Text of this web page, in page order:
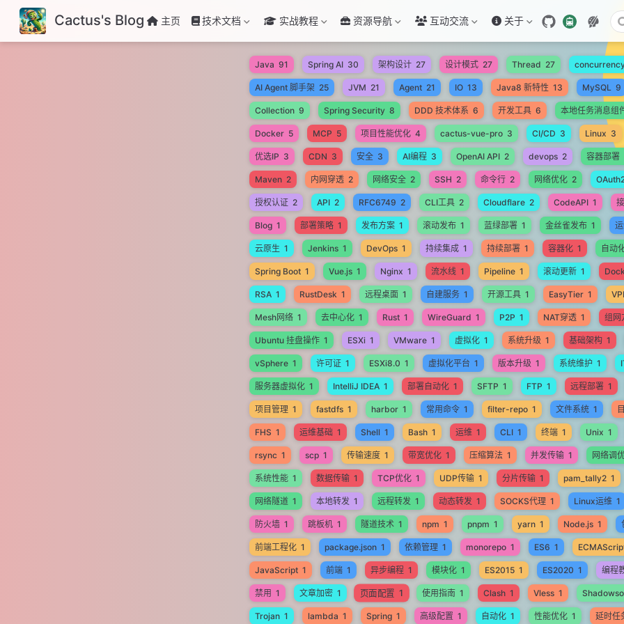
Cactus's Blog 主页 技术文档 实战教程 资源导航 互动交流 关于
Java 91 Spring AI 30 架构设计 27 设计模式 27 Thread 27
AI Agent 脚手架 25 JVM 21 Agent 21 IO 13 Java8 新特性 13 MySQL 9
Collection 9 Spring Security 8 DDD 技术体系 6 开发工具 6 本地任务消息组
Docker 5 MCP 5 项目性能优化 4 cactus-vue-pro 3 CI/CD 3 Linux 3
优选IP 3 CDN 3 安全 3 AI编程 3 OpenAI API 2 devops 2 容器部署
Maven 2 内网穿透 2 网络安全 2 SSH 2 命令行 2 网络优化 2
授权认证 2 API 2 RFC6749 2 CLI工具 2 Cloudflare 2 CodeAPI 1
Blog 1 部署策略 1 发布方案 1 滚动发布 1 蓝绿部署 1 金丝雀发布 1
云原生 1 Jenkins 1 DevOps 1 持续集成 1 持续部署 1 容器化 1 自动
Spring Boot 1 Vue.js 1 Nginx 1 流水线 1 Pipeline 1 滚动更新 1
RSA 1 RustDesk 1 远程桌面 1 自建服务 1 开源工具 1 EasyTier 1
Mesh网络 1 去中心化 1 Rust 1 WireGuard 1 P2P 1 NAT穿透 1 组网
Ubuntu 挂盘操作 1 ESXi 1 VMware 1 虚拟化 1 系统升级 1 基础架构 1
vSphere 1 许可证 1 ESXi8.0 1 虚拟化平台 1 版本升级 1 系统维护 1
服务器虚拟化 1 IntelliJ IDEA 1 部署自动化 1 SFTP 1 FTP 1 远程部署 1
项目管理 1 fastdfs 1 harbor 1 常用命令 1 filter-repo 1 文件系统 1
FHS 1 运维基础 1 Shell 1 Bash 1 运维 1 CLI 1 终端 1 Unix 1
rsync 1 scp 1 传输速度 1 带宽优化 1 压缩算法 1 并发传输 1 网络调
系统性能 1 数据传输 1 TCP优化 1 UDP传输 1 分片传输 1 pam_tally2 1
网络隧道 1 本地转发 1 远程转发 1 动态转发 1 SOCKS代理 1 Linux运维 1
防火墙 1 跳板机 1 隧道技术 1 npm 1 pnpm 1 yarn 1 Node.js 1
前端工程化 1 package.json 1 依赖管理 1 monorepo 1 ES6 1
JavaScript 1 前端 1 异步编程 1 模块化 1 ES2015 1 ES2020 1 编程
禁用 1 文章加密 1 页面配置 1 使用指南 1 Clash 1 Vless 1
Trojan 1 lambda 1 Spring 1 高级配置 1 自动化 1 性能优化 1 延时任